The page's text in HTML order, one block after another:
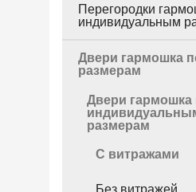
Перегородки
индивидуальным
Двери гармошка
размерам
Двери гармошка
размерам
С витражами
Без витражей